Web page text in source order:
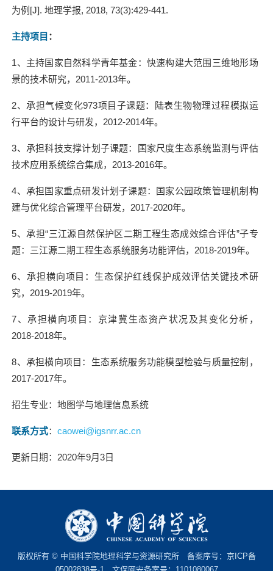
为例 [J].地理学报, 2018, 73(3):429-441.
主持项目 ：
1、主持国家自然科学青年基金：快速构建大范围三维地形场
景的技术研究，2011-2013年。
2、承担气候变化973项目子课题：陆表生物物理过程模拟运
行平台的设计与研发，2012-2014年。
3、承担科技支撑计划子课题：国家尺度生态系统监测与评估
技术应用系统综合集成，2013-2016年。
4、承担国家重点研发计划子课题：国家公园政策管理机制构
建与优化综合管理平台研发，2017-2020年。
5、承担“三江源自然保护区二期工程生态成效综合评估”子专
题：三江源二期工程生态系统服务功能评估，2018-2019年。
6、承担横向项目：生态保护红线保护成效评估关键技术研
究，2019-2019年。
7、承担横向项目：京津冀生态资产状况及其变化分析，
2018-2018年。
8、承担横向项目：生态系统服务功能模型检验与质量控制，
2017-2017年。
招生专业：地图学与地理信息系统
联系方式：caowei@igsnrr.ac.cn
更新日期：2020年9月3日
版权所有 © 中国科学院地理科学与资源研究所 备案序号： 京ICP备